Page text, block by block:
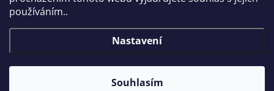
používáním..
Nastavení
Souhlasím